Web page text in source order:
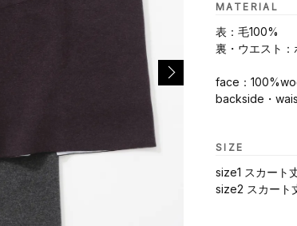
MATERIAL
表：毛100%
裏・ウエスト
face：
backside・
SIZE
size1 スカート
size2 スカート